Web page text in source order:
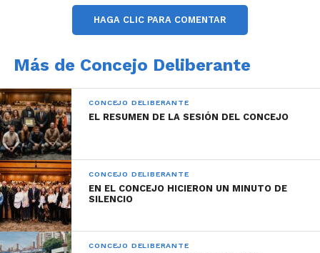
garantizando el acceso a los trámites en las
dependencias municipales.
HAGA CLIC PARA COMENTAR
Más de Concejo Deliberante
CONCEJO DELIBERANTE
EL RESUMEN DE LA SESIÓN DEL CONCEJO
CONCEJO DELIBERANTE
EN EL CONCEJO HICIERON UN MINUTO DE
SILENCIO
CONCEJO DELIBERANTE